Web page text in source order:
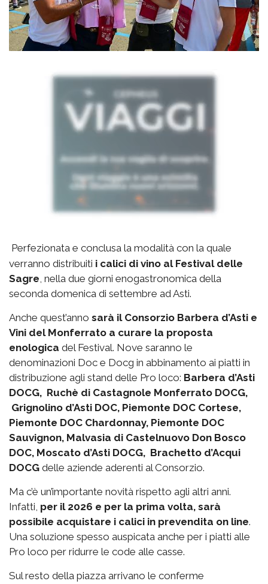
Perfezionata e conclusa la modalità con la quale
verranno distribuiti i calici di vino al Festival delle
Sagre, nella due giorni enogastronomica della
seconda domenica di settembre ad Asti.
Anche quest’anno sarà il Consorzio Barbera d’Asti e
Vini del Monferrato a curare la proposta
enologica del Festival. Nove saranno le
denominazioni Doc e Docg in abbinamento ai piatti in
distribuzione agli stand delle Pro loco: Barbera d’Asti
DOCG, Ruchè di Castagnole Monferrato DOCG,
Grignolino d’Asti DOC, Piemonte DOC Cortese,
Piemonte DOC Chardonnay, Piemonte DOC
Sauvignon, Malvasia di Castelnuovo Don Bosco
DOC, Moscato d’Asti DOCG, Brachetto d’Acqui
DOCG delle aziende aderenti al Consorzio.
Ma c’è un’importante novità rispetto agli altri anni.
Infatti, per il 2026 e per la prima volta, sarà
possibile acquistare i calici in prevendita on line.
Una soluzione spesso auspicata anche per i piatti alle
Pro loco per ridurre le code alle casse.
Sul resto della piazza arrivano le conferme